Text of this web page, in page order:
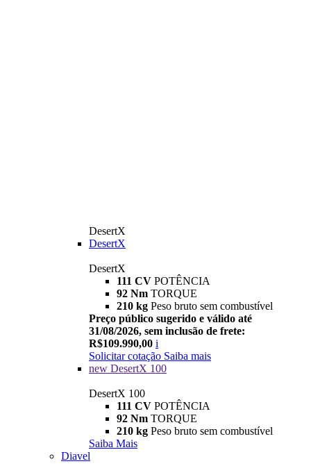
DesertX
DesertX
DesertX
111 CV POTÊNCIA
92 Nm TORQUE
210 kg Peso bruto sem combustível
Preço público sugerido e válido até
31/08/2026, sem inclusão de frete:
R$109.990,00 i
Solicitar cotação Saiba mais
new DesertX 100
DesertX 100
111 CV POTÊNCIA
92 Nm TORQUE
210 kg Peso bruto sem combustível
Saiba Mais
Diavel